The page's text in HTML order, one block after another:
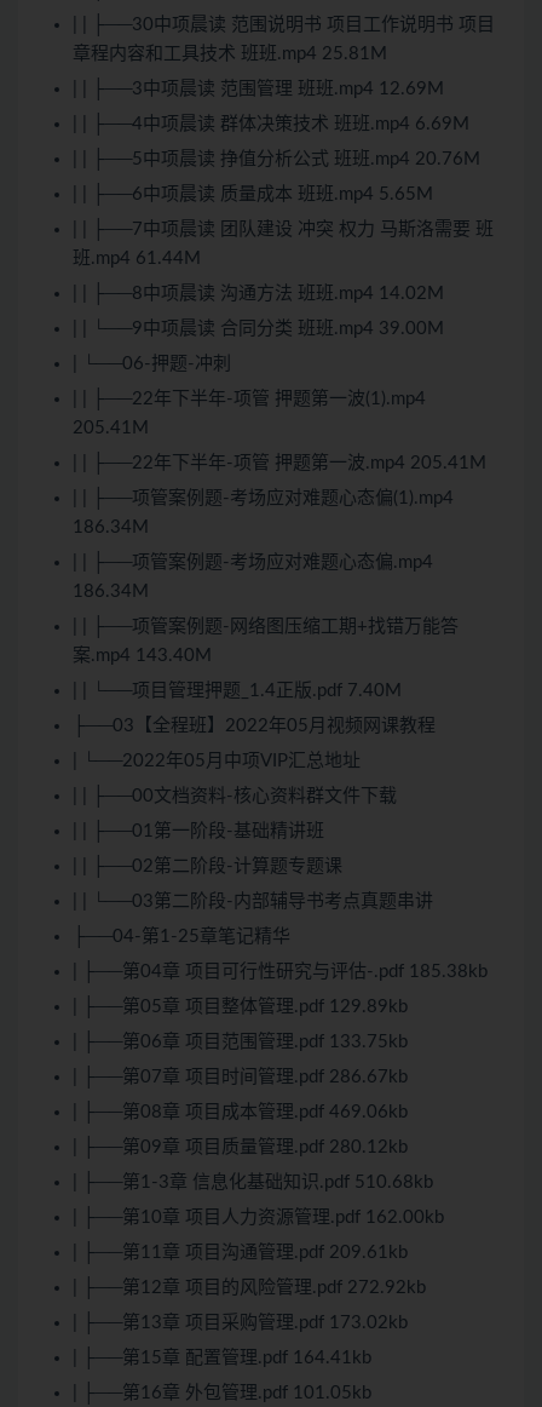
| | ├──30中项晨读 范围说明书 项目工作说明书 项目
章程内容和工具技术 班班.mp4 25.81M
| | ├──3中项晨读 范围管理 班班.mp4 12.69M
| | ├──4中项晨读 群体决策技术 班班.mp4 6.69M
| | ├──5中项晨读 挣值分析公式 班班.mp4 20.76M
| | ├──6中项晨读 质量成本 班班.mp4 5.65M
| | ├──7中项晨读 团队建设 冲突 权力 马斯洛需要 班
班.mp4 61.44M
| | ├──8中项晨读 沟通方法 班班.mp4 14.02M
| | └──9中项晨读 合同分类 班班.mp4 39.00M
| └──06-押题-冲刺
| | ├──22年下半年-项管 押题第一波(1).mp4
205.41M
| | ├──22年下半年-项管 押题第一波.mp4 205.41M
| | ├──项管案例题-考场应对难题心态偏(1).mp4
186.34M
| | ├──项管案例题-考场应对难题心态偏.mp4
186.34M
| | ├──项管案例题-网络图压缩工期+找错万能答
案.mp4 143.40M
| | └──项目管理押题_1.4正版.pdf 7.40M
├──03【全程班】2022年05月视频网课教程
| └──2022年05月中项VIP汇总地址
| | ├──00文档资料-核心资料群文件下载
| | ├──01第一阶段-基础精讲班
| | ├──02第二阶段-计算题专题课
| | └──03第二阶段-内部辅导书考点真题串讲
├──04-第1-25章笔记精华
| ├──第04章 项目可行性研究与评估-.pdf 185.38kb
| ├──第05章 项目整体管理.pdf 129.89kb
| ├──第06章 项目范围管理.pdf 133.75kb
| ├──第07章 项目时间管理.pdf 286.67kb
| ├──第08章 项目成本管理.pdf 469.06kb
| ├──第09章 项目质量管理.pdf 280.12kb
| ├──第1-3章 信息化基础知识.pdf 510.68kb
| ├──第10章 项目人力资源管理.pdf 162.00kb
| ├──第11章 项目沟通管理.pdf 209.61kb
| ├──第12章 项目的风险管理.pdf 272.92kb
| ├──第13章 项目采购管理.pdf 173.02kb
| ├──第15章 配置管理.pdf 164.41kb
| ├──第16章 外包管理.pdf 101.05kb